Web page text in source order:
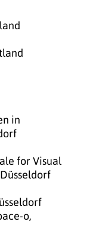
in
for Visual
o,